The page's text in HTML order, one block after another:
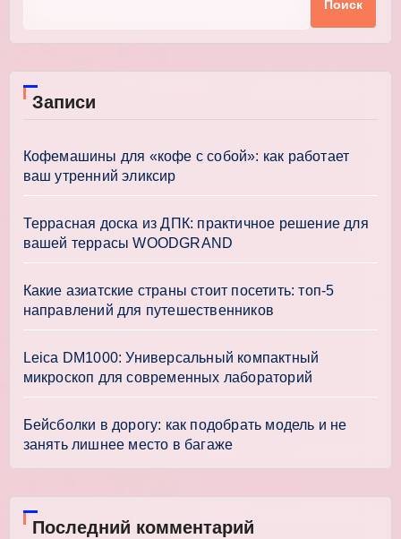
Поиск
Записи
Кофемашины для «кофе с собой»: как работает
ваш утренний эликсир
Террасная доска из ДПК: практичное решение для
вашей террасы WOODGRAND
Какие азиатские страны стоит посетить: топ-5
направлений для путешественников
Leica DM1000: Универсальный компактный
микроскоп для современных лабораторий
Бейсболки в дорогу: как подобрать модель и не
занять лишнее место в багаже
Последний комментарий